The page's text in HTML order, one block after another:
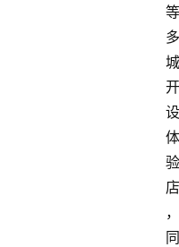
等
多
城
开
设
体
验
店
，
同